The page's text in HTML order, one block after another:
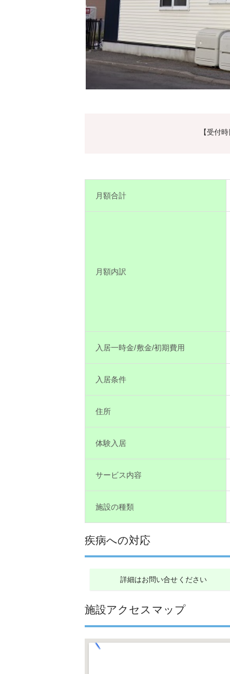
【受付
月額合計
月額内訳
入居一時金/敷金/初期費用
入居条件
住所
体験入居
サービス内容
施設の種類
疾病への対応
詳細はお問い合せください
施設アクセスマップ